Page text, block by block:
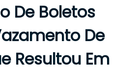
De Boletos
De
Resultou Em